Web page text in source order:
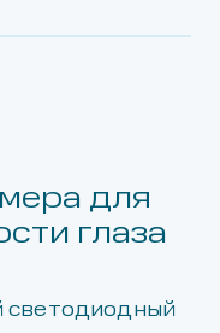
для
глаза
светодиодный